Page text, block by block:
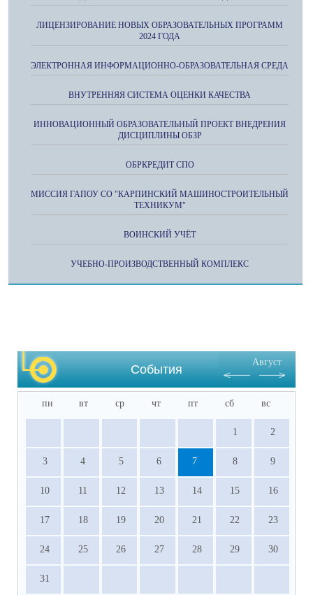
ЛИЦЕНЗИРОВАНИЕ НОВЫХ ОБРАЗОВАТЕЛЬНЫХ ПРОГРАММ
2024 ГОДА
ЭЛЕКТРОННАЯ ИНФОРМАЦИОННО-ОБРАЗОВАТЕЛЬНАЯ СРЕДА
ВНУТРЕННЯЯ СИСТЕМА ОЦЕНКИ КАЧЕСТВА
ИННОВАЦИОННЫЙ ОБРАЗОВАТЕЛЬНЫЙ ПРОЕКТ ВНЕДРЕНИЯ
ДИСЦИПЛИНЫ ОБЗР
ОБРКРЕДИТ СПО
МИССИЯ ГАПОУ СО "КАРПИНСКИЙ МАШИНОСТРОИТЕЛЬНЫЙ
ТЕХНИКУМ"
ВОИНСКИЙ УЧЁТ
УЧЕБНО-ПРОИЗВОДСТВЕННЫЙ КОМПЛЕКС
События
Август
пн вт ср чт пт сб вс
1 2
3 4 5 6 7 8 9
10 11 12 13 14 15 16
17 18 19 20 21 22 23
24 25 26 27 28 29 30
31